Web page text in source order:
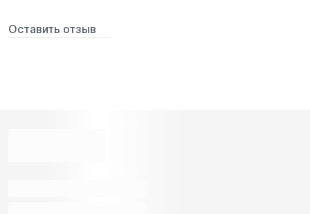
Оставить отзыв